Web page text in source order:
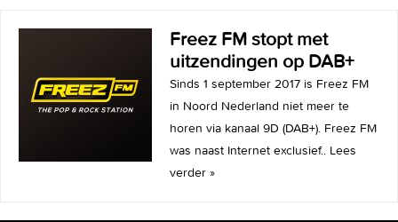
Freez FM stopt met
uitzendingen op DAB+
Sinds 1 september 2017 is Freez FM
in Noord Nederland niet meer te
horen via kanaal 9D (DAB+). Freez FM
was naast Internet exclusief.. Lees
verder »